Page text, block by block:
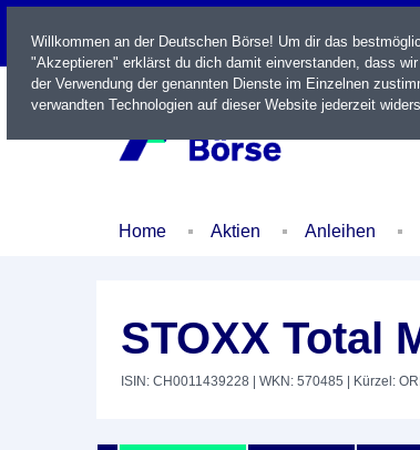
LIVE
Home Aktien Anleihen
STOXX Total
ISIN: CH0011439228 | WKN: 570485 | Kürzel:
Willkommen an der Deutschen Börse! Um dir das
"Akzeptieren" erklärst du dich damit einverstanden, dass
der Verwendung der genannten Dienste im Einzelnen
verwandten Technologien auf dieser Website jederzeit